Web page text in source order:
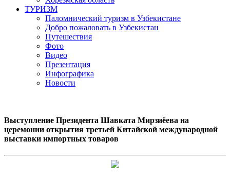
ТУРИЗМ
Паломнический туризм в Узбекистане
Добро пожаловать в Узбекистан
Путешествия
Фото
Видео
Презентация
Инфографика
Новости
Выступление Президента Шавката Мирзиёева на
церемонии открытия третьей Китайской международной
выставки импортных товаров